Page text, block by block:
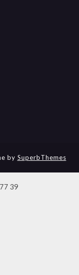
by SuperbThemes
39